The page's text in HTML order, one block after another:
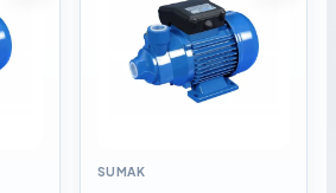
SUMAK